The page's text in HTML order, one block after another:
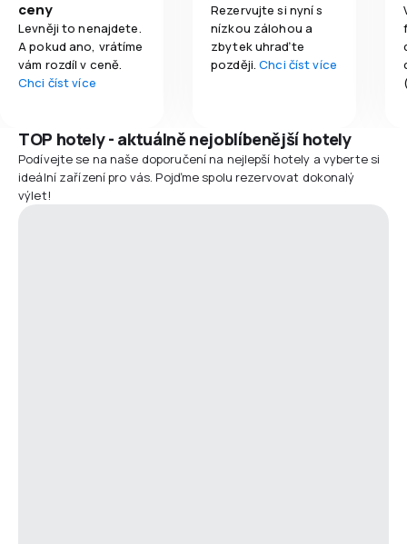
ceny
Levněji to nenajdete.
A pokud ano, vrátíme
vám rozdíl v ceně.
Chci číst více
Rezervujte si nyní s
nízkou zálohou a
zbytek uhraďte
později.Chci číst více
TOP hotely - aktuálně nejoblíbenější hotely
Podívejte se na naše doporučení na nejlepší hotely a vyberte si
ideální zařízení pro vás. Pojďme spolu rezervovat dokonalý
výlet!